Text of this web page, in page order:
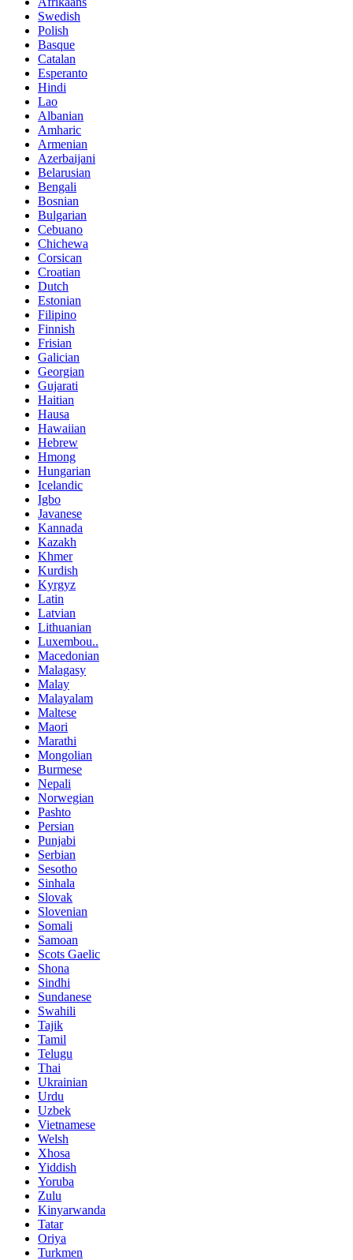
Swedish
Polish
Basque
Catalan
Esperanto
Hindi
Lao
Albanian
Amharic
Armenian
Azerbaijani
Belarusian
Bengali
Bosnian
Bulgarian
Cebuano
Chichewa
Corsican
Croatian
Dutch
Estonian
Filipino
Finnish
Frisian
Galician
Georgian
Gujarati
Haitian
Hausa
Hawaiian
Hebrew
Hmong
Hungarian
Icelandic
Igbo
Javanese
Kannada
Kazakh
Khmer
Kurdish
Kyrgyz
Latin
Latvian
Lithuanian
Luxembou..
Macedonian
Malagasy
Malay
Malayalam
Maltese
Maori
Marathi
Mongolian
Burmese
Nepali
Norwegian
Pashto
Persian
Punjabi
Serbian
Sesotho
Sinhala
Slovak
Slovenian
Somali
Samoan
Scots Gaelic
Shona
Sindhi
Sundanese
Swahili
Tajik
Tamil
Telugu
Thai
Ukrainian
Urdu
Uzbek
Vietnamese
Welsh
Xhosa
Yiddish
Yoruba
Zulu
Kinyarwanda
Tatar
Oriya
Turkmen